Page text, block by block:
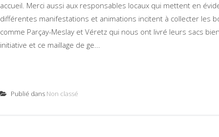
accueil. Merci aussi aux responsables locaux qui mettent en
différentes manifestations et animations incitent à collecter les
comme Parçay-Meslay et Véretz qui nous ont livré leurs sacs
initiative et ce maillage de ge...
Publié dans Non classé